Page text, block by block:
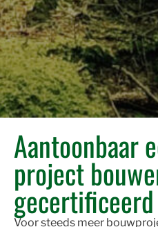
Aantoonbaar
project
Voor steeds meer